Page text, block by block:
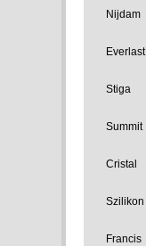
Nijdam
Everlast
Stiga
Summit
Cristal
Szilikon
Francis